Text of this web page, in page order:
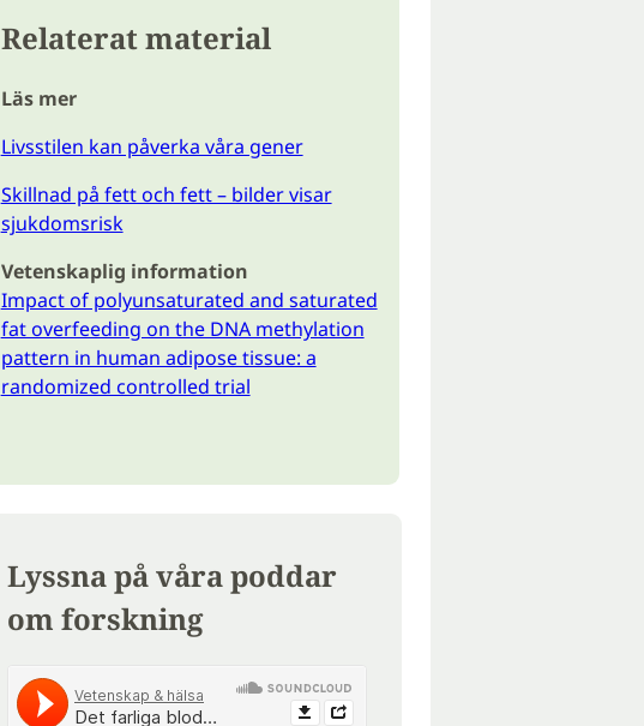
Relaterat material
Läs mer
Livsstilen kan påverka våra gener
Skillnad på fett och fett – bilder visar
sjukdomsrisk
Vetenskaplig information
Impact of polyunsaturated and saturated
fat overfeeding on the DNA methylation
pattern in human adipose tissue: a
randomized controlled trial
Lyssna på våra poddar
om forskning